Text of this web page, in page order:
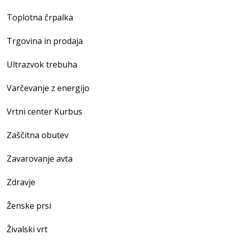
Toplotna črpalka
Trgovina in prodaja
Ultrazvok trebuha
Varčevanje z energijo
Vrtni center Kurbus
Zaščitna obutev
Zavarovanje avta
Zdravje
Ženske prsi
Živalski vrt